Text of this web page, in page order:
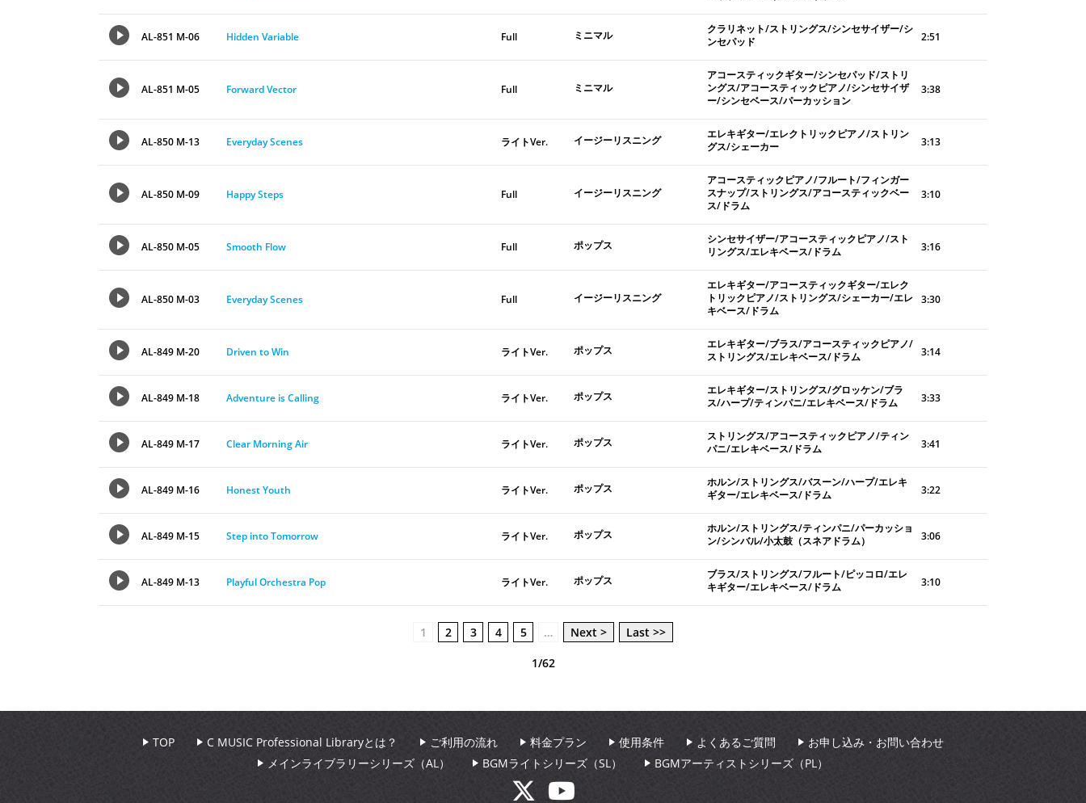
AL-851 M-06 Hidden Variable Full ミニマル
クラリネット/ストリングス/シンセサイザー/シ
ンセパッド
2:51
AL-851 M-05 Forward Vector Full ミニマル
アコースティックギター/シンセパッド/ストリ
ングス/アコースティックピアノ/シンセサイザ
ー/シンセベース/パーカッション
3:38
AL-850 M-13 Everyday Scenes ライトVer. イージーリスニング
エレキギター/エレクトリックピアノ/ストリン
グス/シェーカー
3:13
AL-850 M-09 Happy Steps Full イージーリスニング
アコースティックピアノ/フルート/フィンガー
スナップ/ストリングス/アコースティックベー
ス/ドラム
3:10
AL-850 M-05 Smooth Flow Full ポップス
シンセサイザー/アコースティックピアノ/スト
リングス/エレキベース/ドラム
3:16
AL-850 M-03 Everyday Scenes Full イージーリスニング
エレキギター/アコースティックギター/エレク
トリックピアノ/ストリングス/シェーカー/エレ
キベース/ドラム
3:30
AL-849 M-20 Driven to Win ライトVer. ポップス
エレキギター/ブラス/アコースティックピアノ/
ストリングス/エレキベース/ドラム
3:14
AL-849 M-18 Adventure is Calling ライトVer. ポップス
エレキギター/ストリングス/グロッケン/ブラ
ス/ハープ/ティンパニ/エレキベース/ドラム
3:33
AL-849 M-17 Clear Morning Air ライトVer. ポップス
ストリングス/アコースティックピアノ/ティン
パニ/エレキベース/ドラム
3:41
AL-849 M-16 Honest Youth ライトVer. ポップス
ホルン/ストリングス/バスーン/ハープ/エレキ
ギター/エレキベース/ドラム
3:22
AL-849 M-15 Step into Tomorrow ライトVer. ポップス
ホルン/ストリングス/ティンパニ/パーカッショ
ン/シンバル/小太鼓（スネアドラム）
3:06
AL-849 M-13 Playful Orchestra Pop ライトVer. ポップス
ブラス/ストリングス/フルート/ピッコロ/エレ
キギター/エレキベース/ドラム
3:10
1 2 3 4 5 … Next >
Last >>
1/62
TOP C MUSIC Professional Libraryとは？ ご利用の流れ 料金プラン 使用条件 よくあるご質問
お申し込み・お問い合わせ
メインライブラリーシリーズ（AL）
BGMライトシリーズ（SL） BGMアーティストシリーズ（PL）